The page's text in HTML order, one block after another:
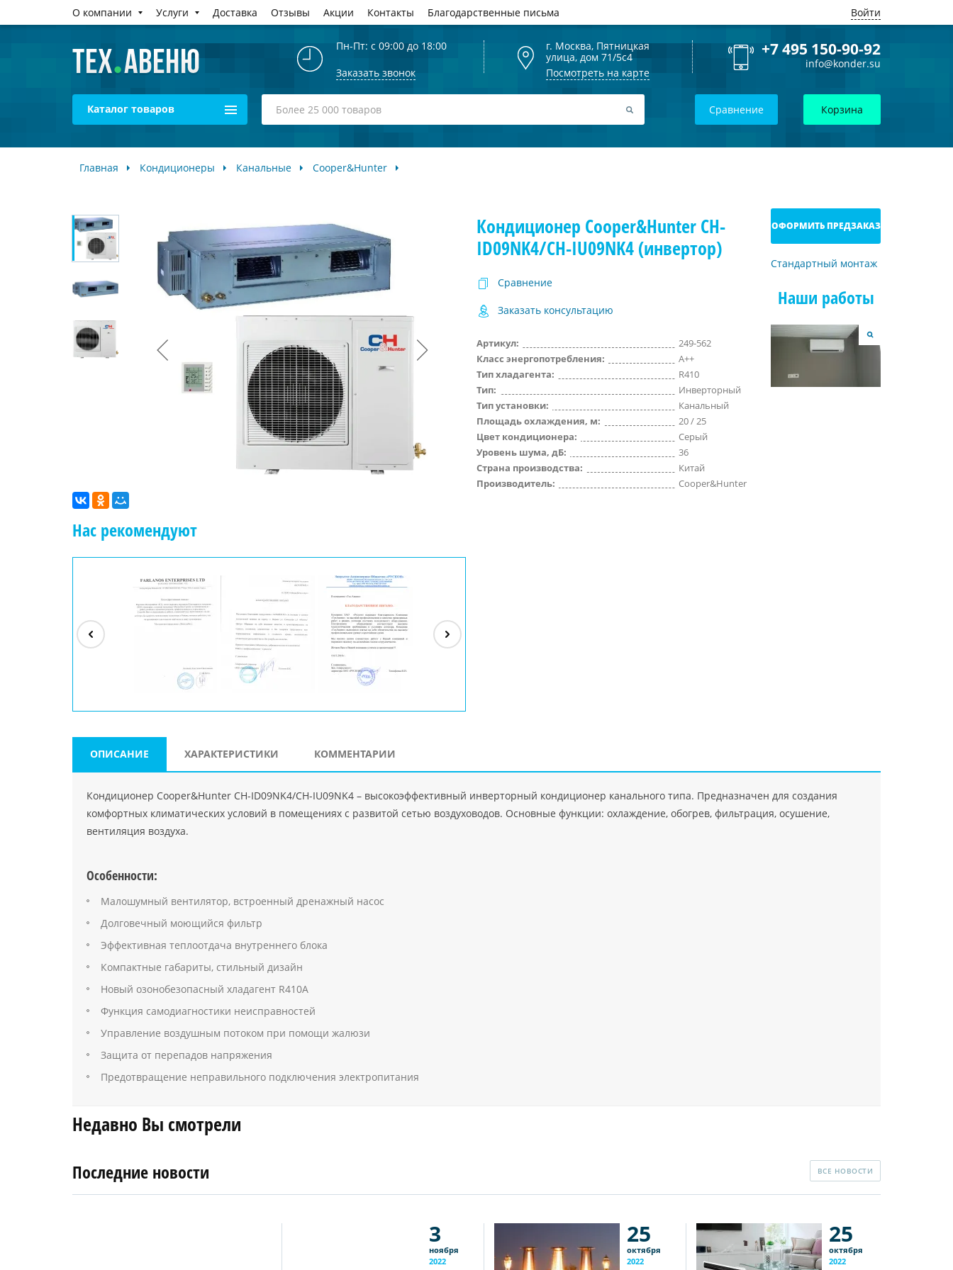
О компании Услуги Доставка Отзывы Акции Контакты Благодарственные письма Войти
Пн-Пт: с 09:00 до 18:00
Заказать звонок
г. Москва, Пятницкая
улица, дом 71/5с4
Посмотреть на карте
+7 495 150-90-92
info@konder.su
Каталог товаров Сравнение Корзина
Главная Кондиционеры Канальные Cooper&Hunter
Нас рекомендуют
">
Код PHP ">
"МидасМеталлАрт" PHP ">
Код PHP ">
Кондиционер Cooper&Hunter CH-
ID09NK4/CH-IU09NK4 (инвертор)
Сравнение
Заказать консультацию
Артикул:
249-562
Класс энергопотребления:
A++
Тип хладагента:
R410
Тип:
Инверторный
Тип установки:
Канальный
Площадь охлаждения, м:
20 / 25
Цвет кондиционера:
Серый
Уровень шума, дБ:
36
Страна производства:
Китай
Производитель:
Cooper&Hunter
ОФОРМИТЬ ПРЕДЗАКАЗ
Стандартный монтаж
Наши работы
ОПИСАНИЕ ХАРАКТЕРИСТИКИ КОММЕНТАРИИ
Кондиционер Cooper&Hunter CH-ID09NK4/CH-IU09NK4 – высокоэффективный инверторный кондиционер канального типа. Предназначен для создания
комфортных климатических условий в помещениях с развитой сетью воздуховодов. Основные функции: охлаждение, обогрев, фильтрация, осушение,
вентиляция воздуха.
Особенности:
Малошумный вентилятор, встроенный дренажный насос
Долговечный моющийся фильтр
Эффективная теплоотдача внутреннего блока
Компактные габариты, стильный дизайн
Новый озонобезопасный хладагент R410А
Функция самодиагностики неисправностей
Управление воздушным потоком при помощи жалюзи
Защита от перепадов напряжения
Предотвращение неправильного подключения электропитания
Недавно Вы смотрели
Последние новости ВСЕ НОВОСТИ
3
ноября
2022
25
октября
2022
25
октября
2022